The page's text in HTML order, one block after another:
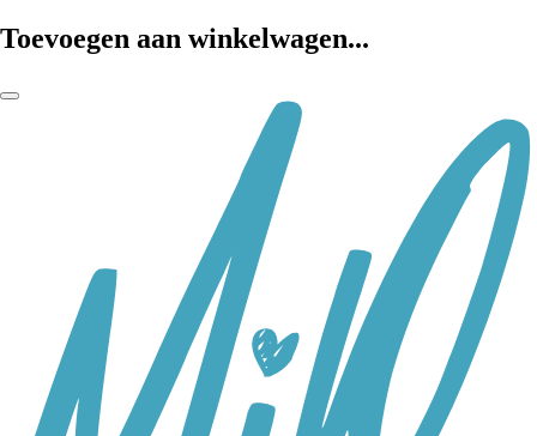
Toevoegen aan winkelwagen...